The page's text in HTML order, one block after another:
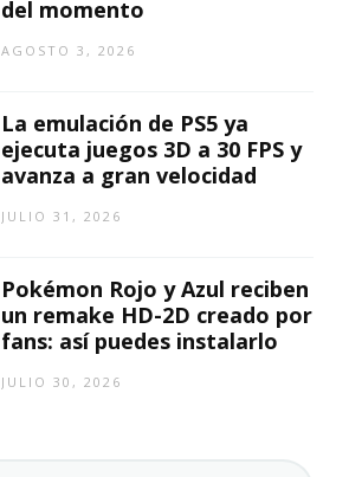
del momento
AGOSTO 3, 2026
La emulación de PS5 ya
ejecuta juegos 3D a 30 FPS y
avanza a gran velocidad
JULIO 31, 2026
Pokémon Rojo y Azul reciben
un remake HD-2D creado por
fans: así puedes instalarlo
JULIO 30, 2026